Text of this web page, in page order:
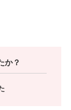
か？